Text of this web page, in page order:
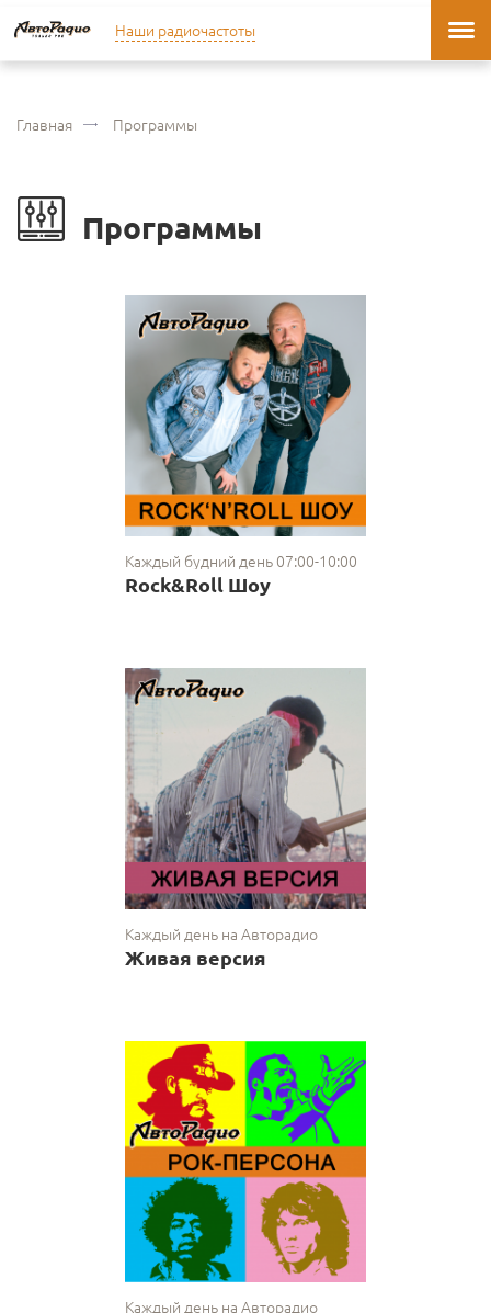
Наши радиочастоты
Главная Программы
Программы
Каждый будний день 07:00-10:00
Rock&Roll Шоу
Каждый день на Авторадио
Живая версия
Каждый день на Авторадио